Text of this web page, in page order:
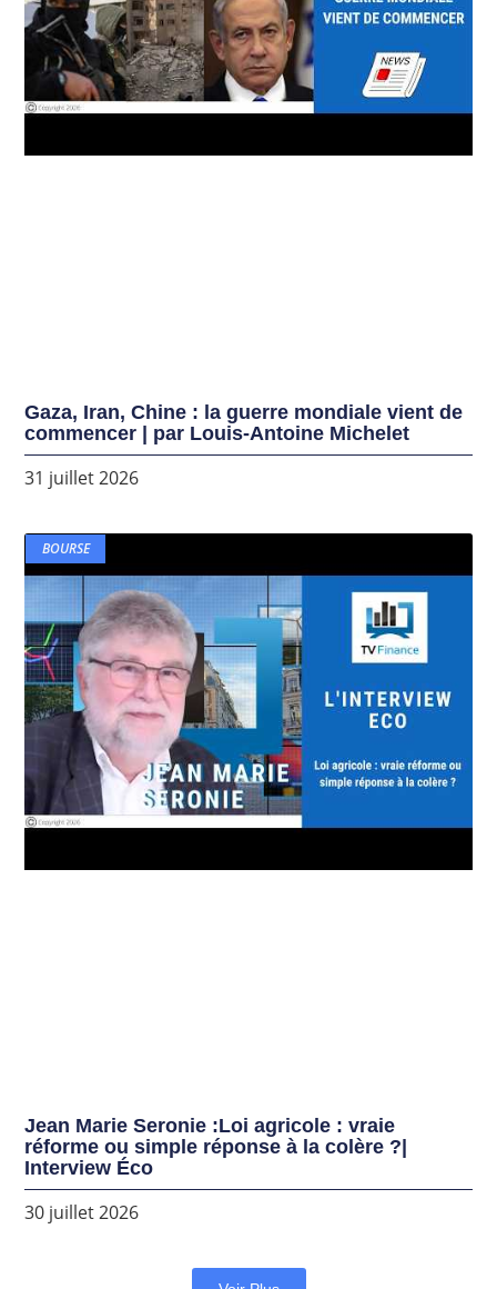
Gaza, Iran, Chine : la guerre mondiale vient de
commencer | par Louis-Antoine Michelet
31 juillet 2026
BOURSE
Jean Marie Seronie :Loi agricole : vraie
réforme ou simple réponse à la colère ?|
Interview Éco
30 juillet 2026